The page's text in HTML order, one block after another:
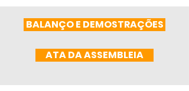
BALANÇO E DEMOSTRAÇÕES
ATA DA ASSEMBLEIA